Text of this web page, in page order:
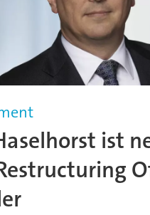
ist